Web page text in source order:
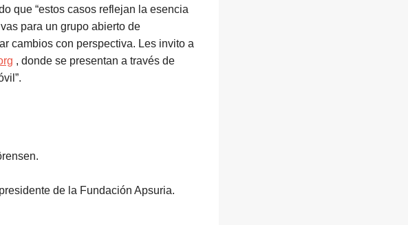
que “estos casos reflejan la esencia
para un grupo abierto de
cambios con perspectiva. Les invito a
, donde se presentan a través de
de la Fundación Apsuria.